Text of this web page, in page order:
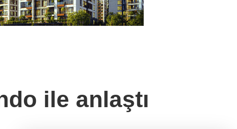
ile anlaştı